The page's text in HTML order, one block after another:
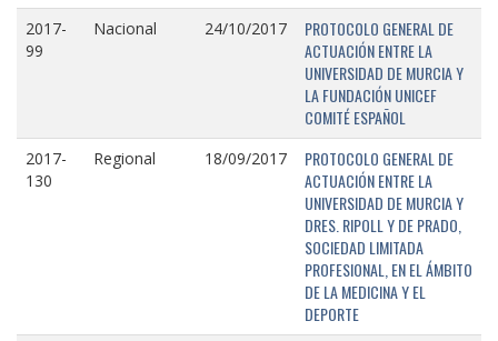
2017-
99
Nacional 24/10/2017
PROTOCOLO GENERAL DE
ACTUACIÓN ENTRE LA
UNIVERSIDAD DE MURCIA Y
LA FUNDACIÓN UNICEF
COMITÉ ESPAÑOL
2017-
130
Regional 18/09/2017
PROTOCOLO GENERAL DE
ACTUACIÓN ENTRE LA
UNIVERSIDAD DE MURCIA Y
DRES. RIPOLL Y DE PRADO,
SOCIEDAD LIMITADA
PROFESIONAL, EN EL ÁMBITO
DE LA MEDICINA Y EL
DEPORTE